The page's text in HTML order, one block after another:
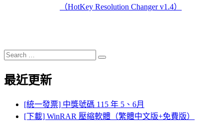
（HotKey Resolution Changer v1.4）
Search
for:
Search
最近更新
[統一發票] 中獎號碼 115 年 5、6月
[下載] WinRAR 壓縮軟體（繁體中文版+免費版）